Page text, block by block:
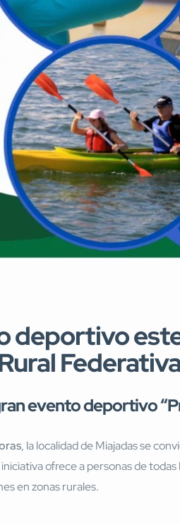
deportivo
evento deportivo
, la localidad de Miajadas se
iniciativa ofrece a personas de
en zonas rurales.